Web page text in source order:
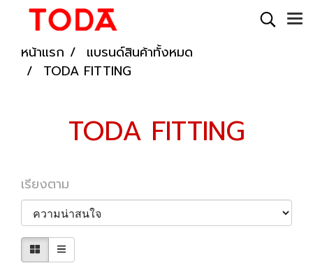
หน้าแรก
แบรนด์สินค้าทั้งหมด
TODA FITTING
TODA FITTING
เรียงตาม